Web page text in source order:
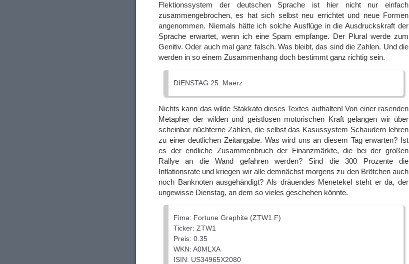
Flektionssystem der deutschen Sprache ist hier nicht nur einfach
zusammengebrochen, es hat sich selbst neu errichtet und neue Formen
angenommen. Niemals hätte ich solche Ausflüge in die Ausdruckskraft der
Sprache erwartet, wenn ich eine Spam empfange. Der Plural werde zum
Genitiv. Oder auch mal ganz falsch. Was bleibt, das sind die Zahlen. Und die
werden in so einem Zusammenhang doch bestimmt ganz richtig sein.
DIENSTAG 25. Maerz
Nichts kann das wilde Stakkato dieses Textes aufhalten! Von einer rasenden
Metapher der wilden und geistlosen motorischen Kraft gelangen wir über
scheinbar nüchterne Zahlen, die selbst das Kasussystem Schaudern lehren
zu einer deutlichen Zeitangabe. Was wird uns an diesem Tag erwarten? Ist
es der endliche Zusammenbruch der Finanzmärkte, die bei der großen
Rallye an die Wand gefahren werden? Sind die 300 Prozente die
Inflationsrate und kriegen wir alle demnächst morgens zu den Brötchen auch
noch Banknoten ausgehändigt? Als dräuendes Menetekel steht er da, der
ungewisse Dienstag, an dem so vieles geschehen könnte.
Fima: Fortune Graphite (ZTW1.F)
Ticker: ZTW1
Preis: 0.35
WKN: A0MLXA
ISIN: US34965X2080